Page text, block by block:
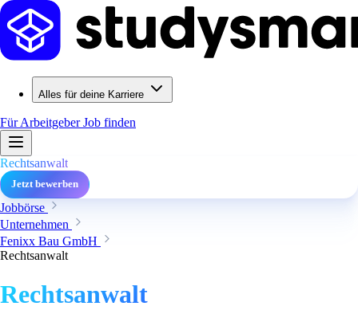
Alles für deine Karriere
Für ArbeitgeberJob finden
Rechtsanwalt
Jetzt bewerben
Jobbörse
Unternehmen
Fenixx Bau GmbH
Rechtsanwalt
Rechtsanwalt